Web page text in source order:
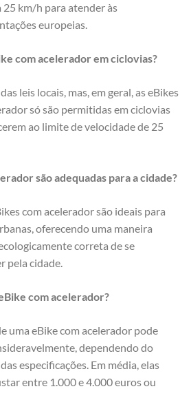
25 km/h para atender às
europeias.
com acelerador em ciclovias?
leis locais, mas, em geral, as eBikes
só são permitidas em ciclovias
ao limite de velocidade de 25
são adequadas para a cidade?
com acelerador são ideais para
oferecendo uma maneira
correta de se
pela cidade.
com acelerador?
uma eBike com acelerador pode
dependendo do
especificações. Em média, elas
entre 1.000 e 4.000 euros ou